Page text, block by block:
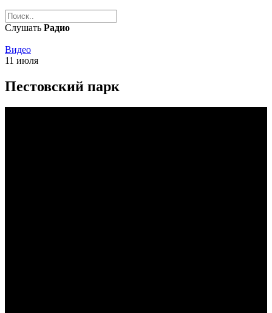
Слушать Радио
Видео
11 июля
Пестовский парк